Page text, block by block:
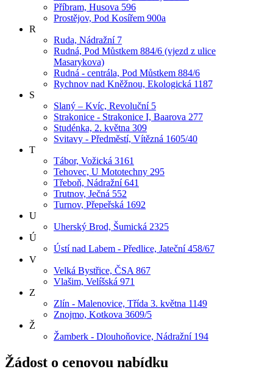
Příbram, Husova 596
Prostějov, Pod Kosířem 900a
R
Ruda, Nádražní 7
Rudná, Pod Můstkem 884/6 (vjezd z ulice
Masarykova)
Rudná - centrála, Pod Můstkem 884/6
Rychnov nad Kněžnou, Ekologická 1187
S
Slaný – Kvíc, Revoluční 5
Strakonice - Strakonice I, Baarova 277
Studénka, 2. května 309
Svitavy - Předměstí, Vítězná 1605/40
T
Tábor, Vožická 3161
Tehovec, U Mototechny 295
Třeboň, Nádražní 641
Trutnov, Ječná 552
Turnov, Přepeřská 1692
U
Uherský Brod, Šumická 2325
Ú
Ústí nad Labem - Předlice, Jateční 458/67
V
Velká Bystřice, ČSA 867
Vlašim, Velíšská 971
Z
Zlín - Malenovice, Třída 3. května 1149
Znojmo, Kotkova 3609/5
Ž
Žamberk - Dlouhoňovice, Nádražní 194
Žádost o cenovou nabídku